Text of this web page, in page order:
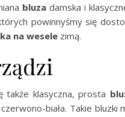
bluza damska i
powinnyśmy się
na wesele zimą.
także klasyczna, prosta
biała. Takie